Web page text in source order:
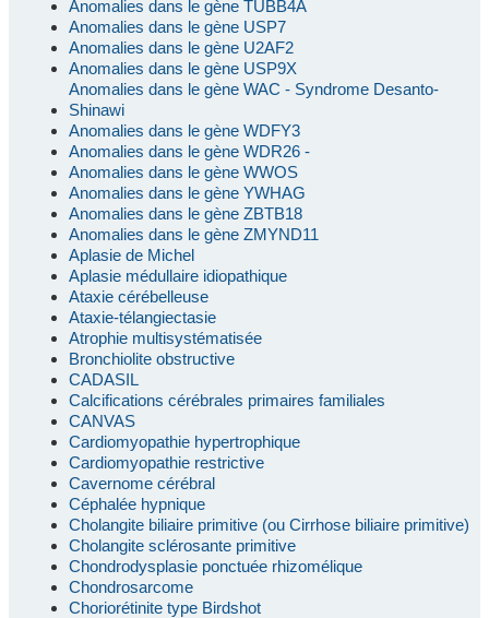
Anomalies dans le gène TUBB4A
Anomalies dans le gène USP7
Anomalies dans le gène U2AF2
Anomalies dans le gène USP9X
Anomalies dans le gène WAC - Syndrome Desanto-
Shinawi
Anomalies dans le gène WDFY3
Anomalies dans le gène WDR26 -
Anomalies dans le gène WWOS
Anomalies dans le gène YWHAG
Anomalies dans le gène ZBTB18
Anomalies dans le gène ZMYND11
Aplasie de Michel
Aplasie médullaire idiopathique
Ataxie cérébelleuse
Ataxie-télangiectasie
Atrophie multisystématisée
Bronchiolite obstructive
CADASIL
Calcifications cérébrales primaires familiales
CANVAS
Cardiomyopathie hypertrophique
Cardiomyopathie restrictive
Cavernome cérébral
Céphalée hypnique
Cholangite biliaire primitive (ou Cirrhose biliaire primitive)
Cholangite sclérosante primitive
Chondrodysplasie ponctuée rhizomélique
Chondrosarcome
Choriorétinite type Birdshot